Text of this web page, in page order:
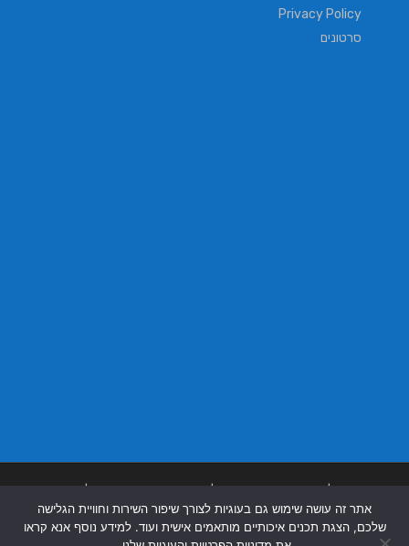
Privacy Policy
סרטונים
בבאר שבע |
אתר זה עושה שימוש גם בעוגיות לצורך שיפור השירות וחוויית הגלישה
שלכם, הצגת תכנים איכותיים מותאמים אישית ועוד. למידע נוסף אנא קראו